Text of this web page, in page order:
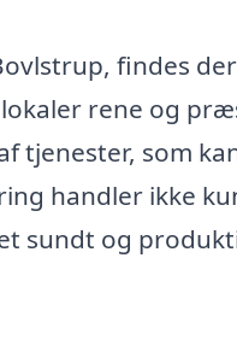
findes
rene og
som
handler ikke
sundt og